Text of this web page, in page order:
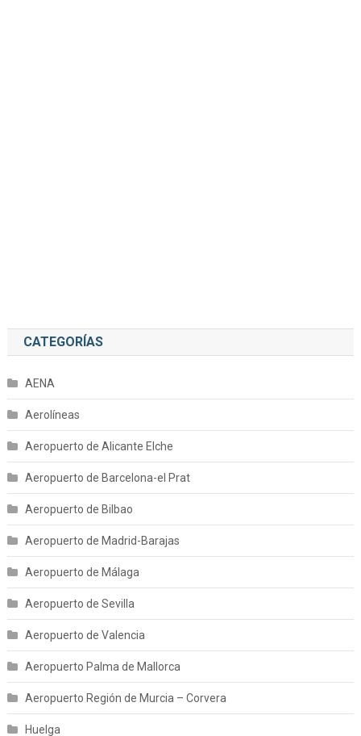
CATEGORÍAS
AENA
Aerolíneas
Aeropuerto de Alicante Elche
Aeropuerto de Barcelona-el Prat
Aeropuerto de Bilbao
Aeropuerto de Madrid-Barajas
Aeropuerto de Málaga
Aeropuerto de Sevilla
Aeropuerto de Valencia
Aeropuerto Palma de Mallorca
Aeropuerto Región de Murcia – Corvera
Huelga